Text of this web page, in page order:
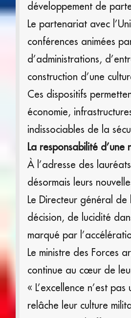
développement de
Le partenariat avec
conférences animées
d’administrations,
construction d’une
Ces dispositifs
économie,
indissociables de la
La responsabilité
À l’adresse des
désormais leurs
Le Directeur général
décision, de lucidité
marqué par
Le ministre des Forces
continue au cœur de
« L’excellence n’est
relâche leur culture